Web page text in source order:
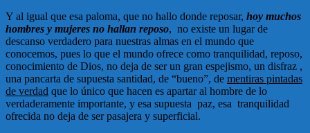
Y al igual que esa paloma, que no hallo donde reposar, hoy muchos
hombres y mujeres no hallan reposo, no existe un lugar de
descanso verdadero para nuestras almas en el mundo que
conocemos, pues lo que el mundo ofrece como tranquilidad, reposo,
conocimiento de Dios, no deja de ser un gran espejismo, un disfraz ,
una pancarta de supuesta santidad, de “bueno”, de mentiras pintadas
de verdad que lo único que hacen es apartar al hombre de lo
verdaderamente importante, y esa supuesta paz, esa tranquilidad
ofrecida no deja de ser pasajera y superficial.